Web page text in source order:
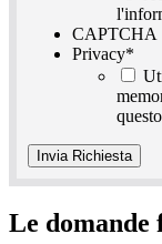
CAPTCHA
Privacy*
Le domande